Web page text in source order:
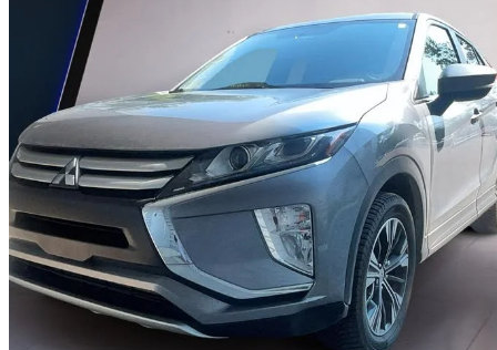
2020 Mitsubishi Eclipse Cross
ES S-AWC AWD31 351 km
Bonne